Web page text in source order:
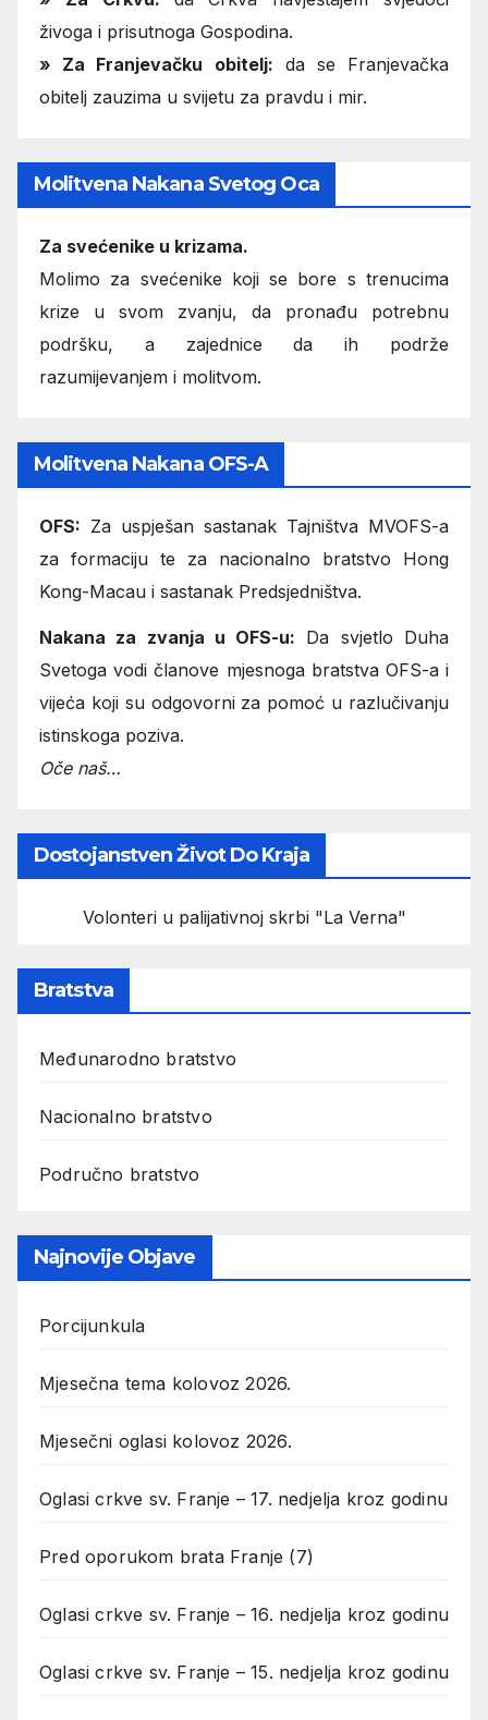
živoga i prisutnoga Gospodina.
» Za Franjevačku obitelj: da se Franjevačka
obitelj zauzima u svijetu za pravdu i mir.
Molitvena Nakana Svetog Oca
Za svećenike u krizama.
Molimo za svećenike koji se bore s trenucima
krize u svom zvanju, da pronađu potrebnu
podršku, a zajednice da ih podrže
razumijevanjem i molitvom.
Molitvena Nakana OFS-A
OFS: Za uspješan sastanak Tajništva MVOFS-a
za formaciju te za nacionalno bratstvo Hong
Kong-Macau i sastanak Predsjedništva.
Nakana za zvanja u OFS-u: Da svjetlo Duha
Svetoga vodi članove mjesnoga bratstva OFS-a i
vijeća koji su odgovorni za pomoć u razlučivanju
istinskoga poziva.
Oče naš…
Dostojanstven Život Do Kraja
Volonteri u palijativnoj skrbi "La Verna"
Bratstva
Međunarodno bratstvo
Nacionalno bratstvo
Područno bratstvo
Najnovije Objave
Porcijunkula
Mjesečna tema kolovoz 2026.
Mjesečni oglasi kolovoz 2026.
Oglasi crkve sv. Franje – 17. nedjelja kroz godinu
Pred oporukom brata Franje (7)
Oglasi crkve sv. Franje – 16. nedjelja kroz godinu
Oglasi crkve sv. Franje – 15. nedjelja kroz godinu